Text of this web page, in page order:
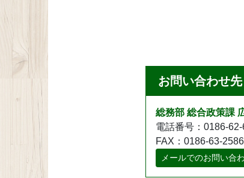
お問い合わせ先
総務部 総合政策課
電話番号：0186-
FAX：0186-63-2586
メールでのお問い合